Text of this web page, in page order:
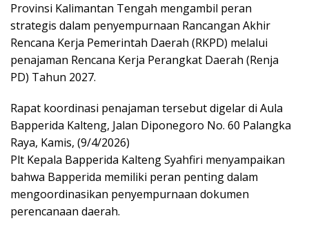
Provinsi Kalimantan Tengah mengambil peran
strategis dalam penyempurnaan Rancangan Akhir
Rencana Kerja Pemerintah Daerah (RKPD) melalui
penajaman Rencana Kerja Perangkat Daerah (Renja
PD) Tahun 2027.
Rapat koordinasi penajaman tersebut digelar di Aula
Bapperida Kalteng, Jalan Diponegoro No. 60 Palangka
Raya, Kamis, (9/4/2026)
Plt Kepala Bapperida Kalteng Syahfiri menyampaikan
bahwa Bapperida memiliki peran penting dalam
mengoordinasikan penyempurnaan dokumen
perencanaan daerah.